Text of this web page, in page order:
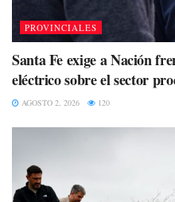
PROVINCIALES
Santa Fe exige a Nación
eléctrico sobre el sector
AGOSTO 2, 2026 120